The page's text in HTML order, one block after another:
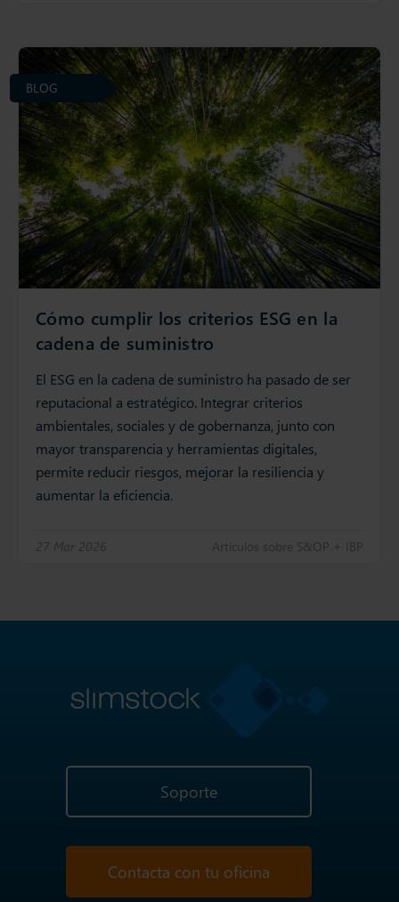
Cómo cumplir los criterios ESG en la
cadena de suministro
El ESG en la cadena de suministro ha pasado de ser
reputacional a estratégico. Integrar criterios
ambientales, sociales y de gobernanza, junto con
mayor transparencia y herramientas digitales,
permite reducir riesgos, mejorar la resiliencia y
aumentar la eficiencia.
27 Mar 2026 Artículos sobre S&OP + IBP
BLOG
Soporte
Contacta con tu oficina